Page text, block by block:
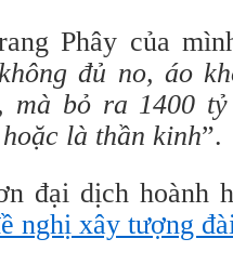
Phây của
đủ no, áo
mà bỏ ra 1400
là thần kinh”.
đại dịch hoành
nghị xây tượng